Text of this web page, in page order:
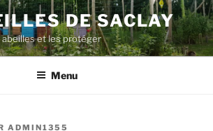
DE SACLAY
abeilles et les protéger
Menu
ADMIN1355